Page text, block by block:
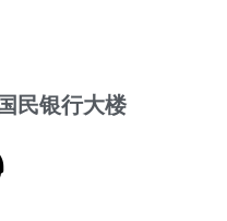
民银行大楼